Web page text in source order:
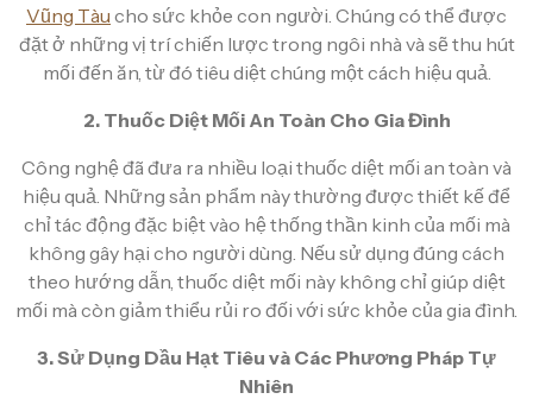
Vũng Tàu cho sức khỏe con người. Chúng có thể được
đặt ở những vị trí chiến lược trong ngôi nhà và sẽ thu hút
mối đến ăn, từ đó tiêu diệt chúng một cách hiệu quả.
2. Thuốc Diệt Mối An Toàn Cho Gia Đình
Công nghệ đã đưa ra nhiều loại thuốc diệt mối an toàn và
hiệu quả. Những sản phẩm này thường được thiết kế để
chỉ tác động đặc biệt vào hệ thống thần kinh của mối mà
không gây hại cho người dùng. Nếu sử dụng đúng cách
theo hướng dẫn, thuốc diệt mối này không chỉ giúp diệt
mối mà còn giảm thiểu rủi ro đối với sức khỏe của gia đình.
3. Sử Dụng Dầu Hạt Tiêu và Các Phương Pháp Tự
Nhiên